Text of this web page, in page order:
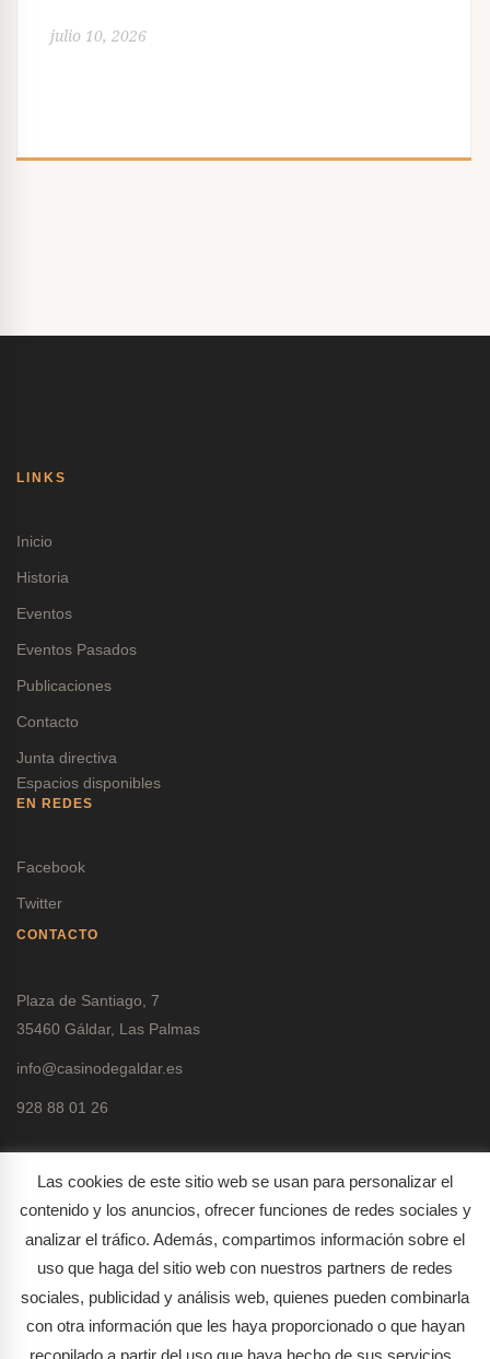
julio 10, 2026
LINKS
Inicio
Historia
Eventos
Eventos Pasados
Publicaciones
Contacto
Junta directiva
Espacios disponibles
EN REDES
Facebook
Twitter
CONTACTO
Plaza de Santiago, 7
35460 Gáldar, Las Palmas
info@casinodegaldar.es
928 88 01 26
Política de protección de datos
Política de cookies
Las cookies de este sitio web se usan para personalizar el
contenido y los anuncios, ofrecer funciones de redes sociales y
analizar el tráfico. Además, compartimos información sobre el
uso que haga del sitio web con nuestros partners de redes
sociales, publicidad y análisis web, quienes pueden combinarla
con otra información que les haya proporcionado o que hayan
recopilado a partir del uso que haya hecho de sus servicios.